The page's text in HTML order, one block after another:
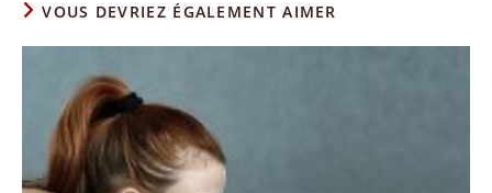
VOUS DEVRIEZ ÉGALEMENT AIMER